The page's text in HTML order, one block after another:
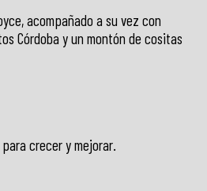
acompañado a su vez con
Córdoba y un montón de cositas
crecer y mejorar.